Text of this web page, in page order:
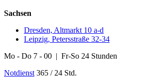
Sachsen
Dresden, Altmarkt 10 a-d
Leipzig, Petersstraße 32-34
Mo - Do 7 - 00 | Fr-So 24 Stunden
Notdienst 365 / 24 Std.